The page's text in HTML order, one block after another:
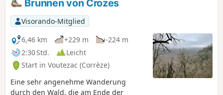
Brunnen von Crozes
Visorando-Mitglied
6,46 km
+229 m
-224 m
2:30 Std.
Leicht
Start in Voutezac (Corrèze)
Eine sehr angenehme Wanderung
durch den Wald, die am Ende der